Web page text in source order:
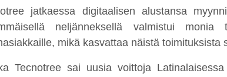
jatkaessa digitaalisen alustansa
neljänneksellä valmistui monia
mikä kasvattaa näistä toimituksista
Tecnotree sai uusia voittoja